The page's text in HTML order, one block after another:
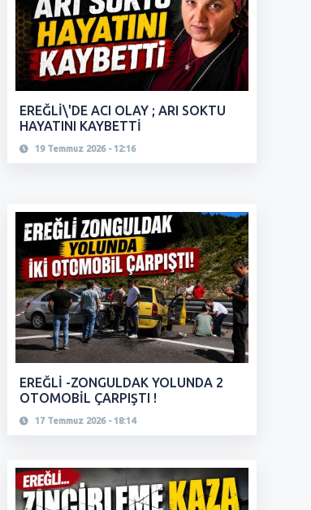
EREĞLİ\'DE ACI OLAY ; ARI SOKTU
HAYATINI KAYBETTİ
19 Temmuz 2026 - 12:16
EREĞLİ -ZONGULDAK YOLUNDA 2
OTOMOBİL ÇARPIŞTI !
17 Temmuz 2026 - 18:14